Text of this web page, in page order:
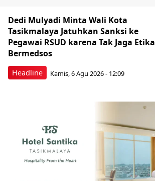
Headline
Dedi Mulyadi Minta Wali Kota
Tasikmalaya Jatuhkan Sanksi ke
Pegawai RSUD karena Tak Jaga Etika
Bermedsos
Kamis, 6 Agu 2026 - 12:09